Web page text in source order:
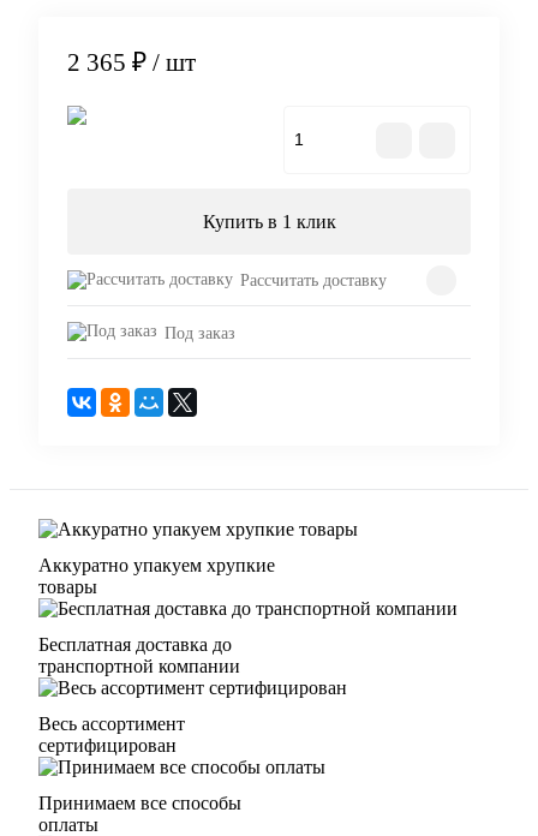
2 365 ₽ / шт
Купить в 1 клик
Рассчитать доставку
Под заказ
Аккуратно упакуем хрупкие
товары
Бесплатная доставка до
транспортной компании
Весь ассортимент
сертифицирован
Принимаем все способы
оплаты